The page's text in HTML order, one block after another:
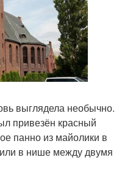
выглядела необычно.
привезён красный
панно из майолики в
в нише между двумя